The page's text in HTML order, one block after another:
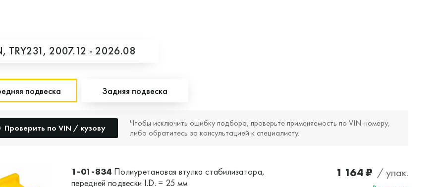
TRY231, 2007.12 - 2026.08
подвеска Задняя подвеска
Проверить по VIN / кузову
Чтобы исключить ошибку подбора, проверьте применяемость по VIN‑номеру,
либо обратитесь за консультацией к специалисту.
1-01-834 Полиуретановая втулка стабилизатора,
передней подвески I.D. = 25 мм
1 164 ₽ / упак.